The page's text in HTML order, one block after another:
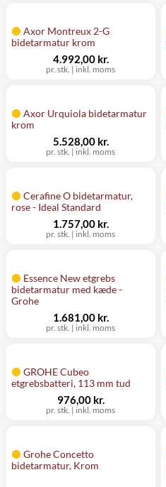
Axor Montreux 2-G
bidetarmatur krom
pr. stk. | inkl. moms
4.992,00 kr.
Axor Urquiola bidetarmatur
krom
pr. stk. | inkl. moms
5.528,00 kr.
Cerafine O bidetarmatur,
rose - Ideal Standard
pr. stk. | inkl. moms
1.757,00 kr.
Essence New etgrebs
bidetarmatur med kæde -
Grohe
pr. stk. | inkl. moms
1.681,00 kr.
GROHE Cubeo
etgrebsbatteri, 113 mm tud
pr. stk. | inkl. moms
976,00 kr.
Grohe Concetto
bidetarmatur, Krom